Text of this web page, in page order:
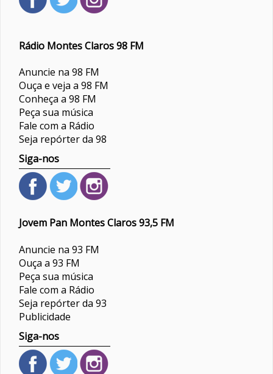
Rádio Montes Claros 98 FM
Anuncie na 98 FM
Ouça e veja a 98 FM
Conheça a 98 FM
Peça sua música
Fale com a Rádio
Seja repórter da 98
Siga-nos
Jovem Pan Montes Claros 93,5 FM
Anuncie na 93 FM
Ouça a 93 FM
Peça sua música
Fale com a Rádio
Seja repórter da 93
Publicidade
Siga-nos